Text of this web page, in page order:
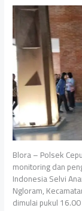
Blora – Polsek
monitoring dan
Indonesia Selvi
Ngloram,
dimulai pukul